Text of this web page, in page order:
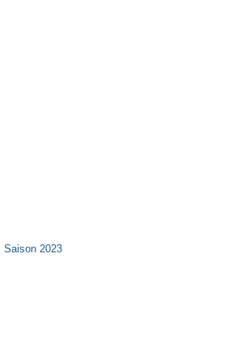
Saison 2023